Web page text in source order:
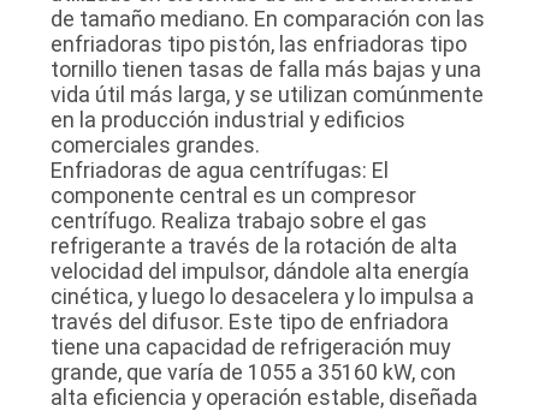
de tamaño mediano. En comparación con las
enfriadoras tipo pistón, las enfriadoras tipo
tornillo tienen tasas de falla más bajas y una
vida útil más larga, y se utilizan comúnmente
en la producción industrial y edificios
comerciales grandes.
Enfriadoras de agua centrífugas: El
componente central es un compresor
centrífugo. Realiza trabajo sobre el gas
refrigerante a través de la rotación de alta
velocidad del impulsor, dándole alta energía
cinética, y luego lo desacelera y lo impulsa a
través del difusor. Este tipo de enfriadora
tiene una capacidad de refrigeración muy
grande, que varía de 1055 a 35160 kW, con
alta eficiencia y operación estable, diseñada